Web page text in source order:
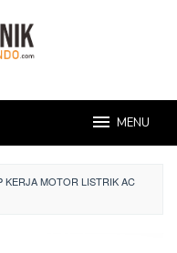
MENU
KERJA MOTOR LISTRIK AC